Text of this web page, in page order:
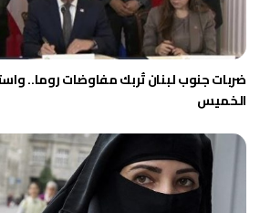
ضربات جنوب لبنان تُربك مفاوضات روما..
الخميس